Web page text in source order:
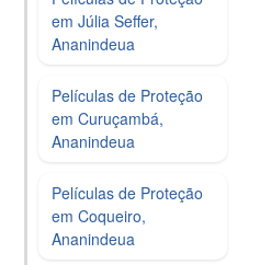
em Júlia Seffer,
Ananindeua
Películas de Proteção
em Curuçambá,
Ananindeua
Películas de Proteção
em Coqueiro,
Ananindeua